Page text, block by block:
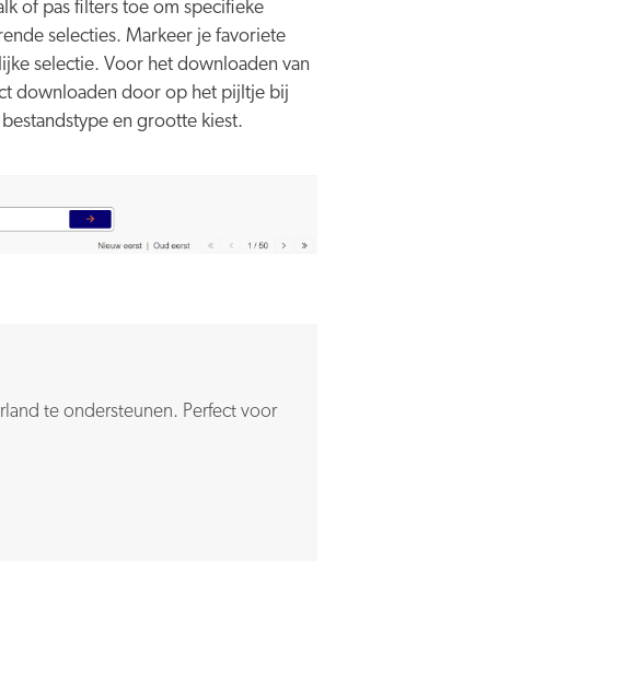
of pas filters toe om specifieke
selecties. Markeer je favoriete
selectie. Voor het downloaden van
downloaden door op het pijltje bij
en grootte kiest.
te ondersteunen. Perfect voor